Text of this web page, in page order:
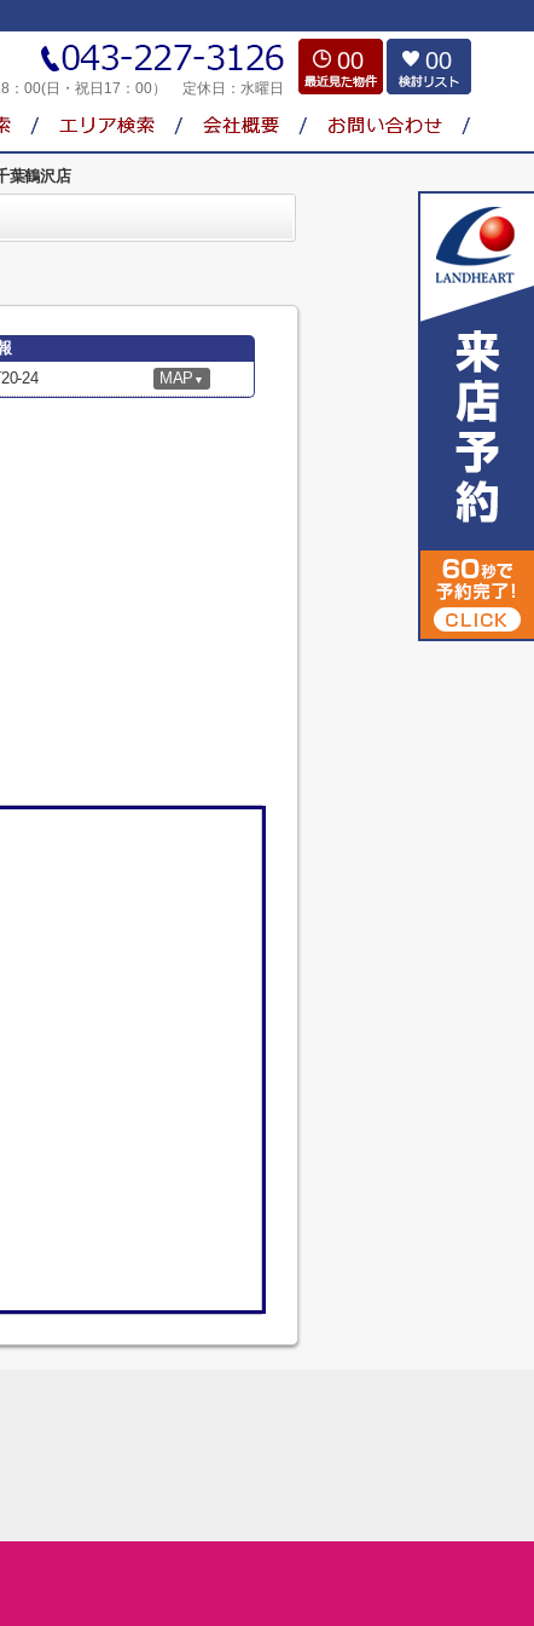
：00(日・祝日17：00） 定休日： 水曜日
00 00
葉鶴沢店
24 MAP ▼